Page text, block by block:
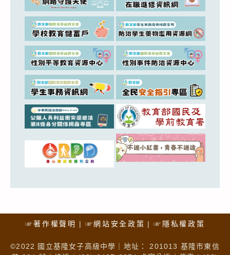
☞著作權聲明 ☞網站安全政策 ☞隱私權政策
©2022 國立基隆女子高級中學｜地址： 201013 基隆市東信